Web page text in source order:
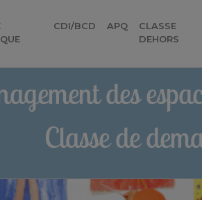
CDI/BCD APQ
CLASSE
DEHORS
des
Classe de